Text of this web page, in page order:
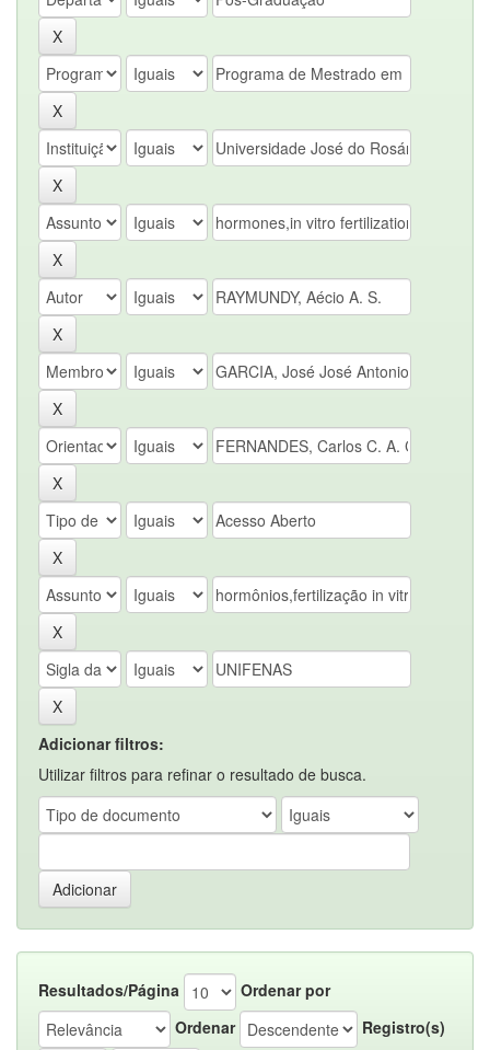
Adicionar filtros:
Utilizar filtros para refinar o resultado de busca.
Resultados/Página
Ordenar por
Ordenar
Registro(s)